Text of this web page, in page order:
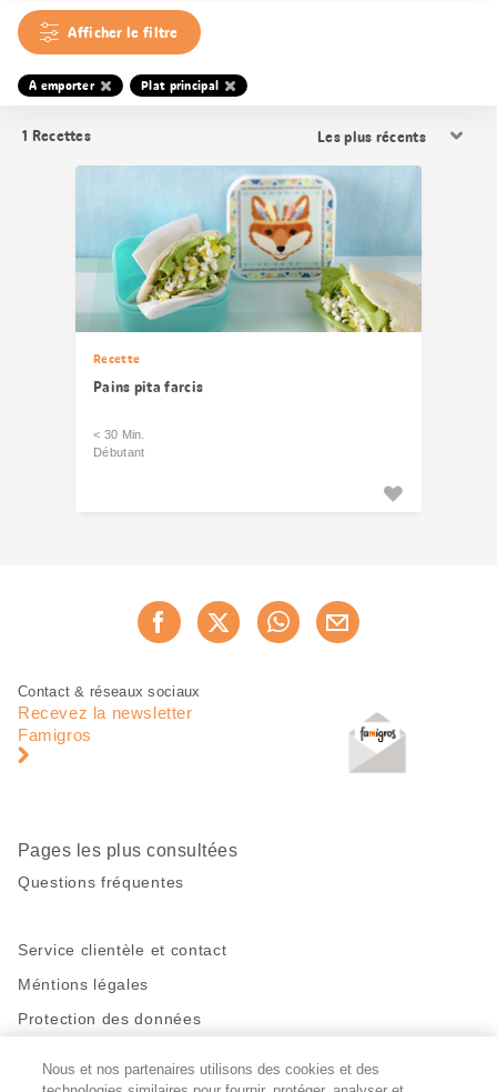
Afficher le filtre
A emporter Plat principal
1 Recettes
les
résultats
Recette
Pains pita farcis
< 30 Min.
Débutant
Recommander maintenant
Pied
page
Navigation
pied
Contact & réseaux sociaux
Recevez la newsletter
Famigros
Pages les plus consultées
Questions fréquentes
Service clientèle et contact
Méntions légales
Protection des données
Restez en contact!
Nous et nos partenaires utilisons des cookies et des